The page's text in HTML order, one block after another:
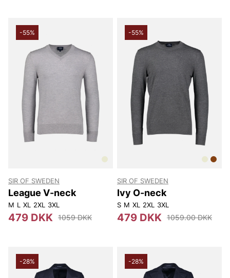
-55%
SIR OF SWEDEN
League V-neck
M L XL 2XL 3XL
479 DKK 1059 DKK
-55%
SIR OF SWEDEN
Ivy O-neck
S M XL 2XL 3XL
479 DKK 1059.00 DKK
-28% -28%